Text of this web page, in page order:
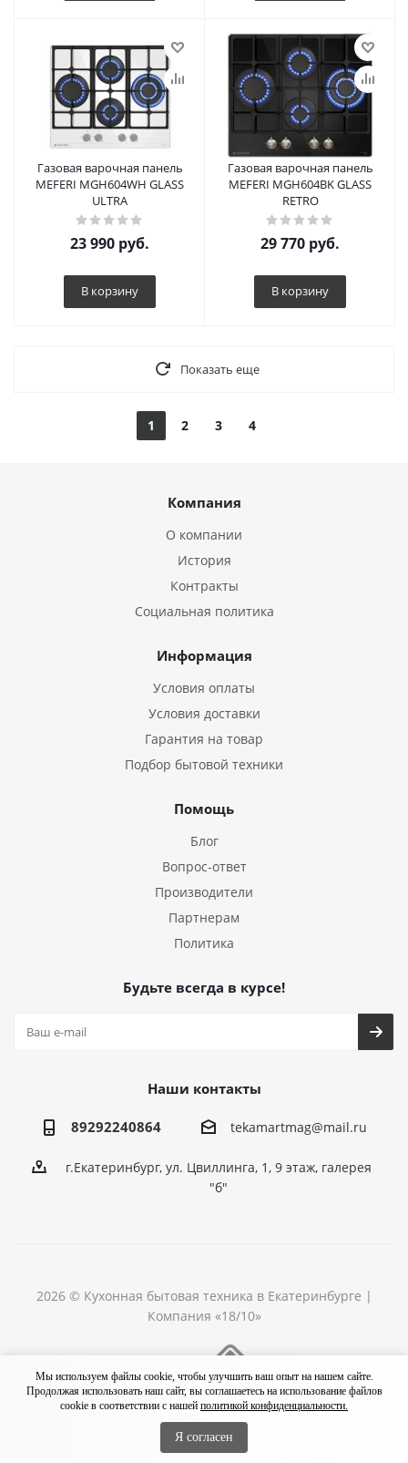
Газовая варочная панель
MEFERI MGH604WH GLASS
ULTRA
23 990 руб.
В корзину
Газовая варочная панель
MEFERI MGH604BK GLASS
RETRO
29 770 руб.
В корзину
Показать еще
1 2 3 4
Компания
О компании
История
Контракты
Социальная политика
Информация
Условия оплаты
Условия доставки
Гарантия на товар
Подбор бытовой техники
Помощь
Блог
Вопрос-ответ
Производители
Партнерам
Политика
Будьте всегда в курсе!
Наши контакты
89292240864 tekamartmag@mail.ru
г.Екатеринбург, ул. Цвиллинга, 1, 9 этаж, галерея
"б"
2026 © Кухонная бытовая техника в Екатеринбурге |
Компания «18/10»
Мы используем файлы cookie, чтобы улучшить ваш опыт на нашем сайте.
Продолжая использовать наш сайт, вы соглашаетесь на использование файлов
cookie в соответствии с нашей политикой конфиденциальности.
Я согласен